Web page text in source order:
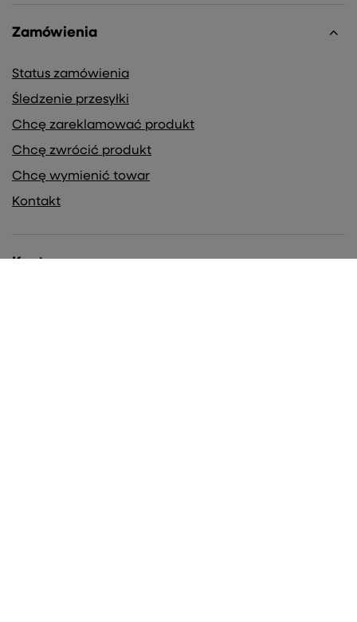
Zamówienia
Status zamówienia
Śledzenie przesyłki
Chcę zareklamować produkt
Chcę zwrócić produkt
Chcę wymienić towar
Kontakt
Konto